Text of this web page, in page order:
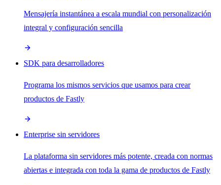
Mensajería instantánea a escala mundial con personalización
integral y configuración sencilla
SDK para desarrolladores
Programa los mismos servicios que usamos para crear
productos de Fastly
Enterprise sin servidores
La plataforma sin servidores más potente, creada con normas
abiertas e integrada con toda la gama de productos de Fastly